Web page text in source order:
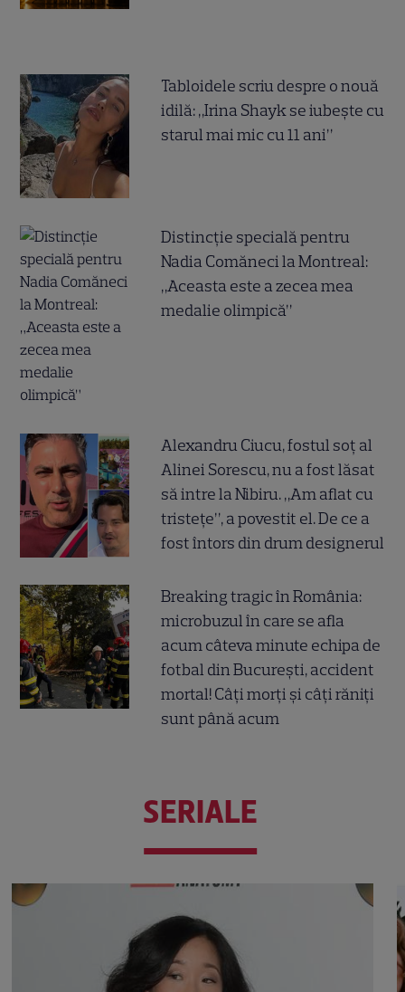
Tabloidele scriu despre o nouă
idilă: „Irina Shayk se iubește cu
starul mai mic cu 11 ani”
Distincție specială pentru
Nadia Comăneci la Montreal:
„Aceasta este a zecea mea
medalie olimpică”
Alexandru Ciucu, fostul soț al
Alinei Sorescu, nu a fost lăsat
să intre la Nibiru. „Am aflat cu
tristețe”, a povestit el. De ce a
fost întors din drum designerul
Breaking tragic în România:
microbuzul în care se afla
acum câteva minute echipa de
fotbal din București, accident
mortal! Câți morți și câți răniți
sunt până acum
SERIALE